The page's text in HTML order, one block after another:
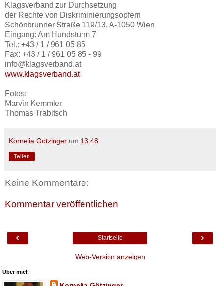
Klagsverband zur Durchsetzung
der Rechte von Diskriminierungsopfern
Schönbrunner Straße 119/13, A-1050 Wien
Eingang: Am Hundsturm 7
Tel.: +43 / 1 / 961 05 85
Fax: +43 / 1 / 961 05 85 - 99
info@klagsverband.at
www.klagsverband.at
Fotos:
Marvin Kemmler
Thomas Trabitsch
Kornelia Götzinger um 13:48
Teilen
Keine Kommentare:
Kommentar veröffentlichen
‹ ›
Startseite
Web-Version anzeigen
Über mich